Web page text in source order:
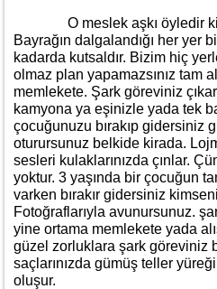
O meslek aşkı öyledir ki
Bayrağın dalgalandığı her yer
kadarda kutsaldır. Bizim hiç
olmaz plan yapamazsınız tam
memlekete. Şark göreviniz
kamyona ya eşinizle yada tek
çocuğunuzu bırakıp gidersiniz
oturursunuz belkide kirada.
sesleri kulaklarınızda çınlar.
yoktur. 3 yaşında bir çocuğun
varken bırakır gidersiniz
Fotoğraflarıyla avunursunuz.
yine ortama memlekete yada
güzel zorluklara şark göreviniz
saçlarınızda gümüş teller
oluşur.